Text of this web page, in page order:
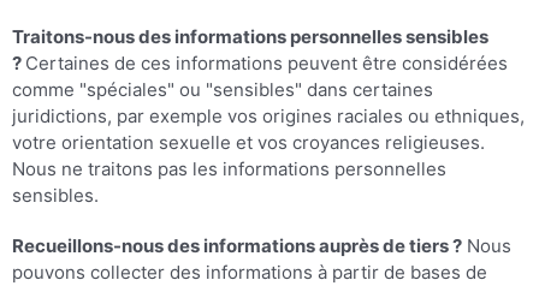
Traitons-nous des informations personnelles sensibles
? Certaines de ces informations peuvent être considérées
comme "spéciales" ou "sensibles" dans certaines
juridictions, par exemple vos origines raciales ou ethniques,
votre orientation sexuelle et vos croyances religieuses.
Nous ne traitons pas les informations personnelles
sensibles.
Recueillons-nous des informations auprès de tiers ? Nous
pouvons collecter des informations à partir de bases de